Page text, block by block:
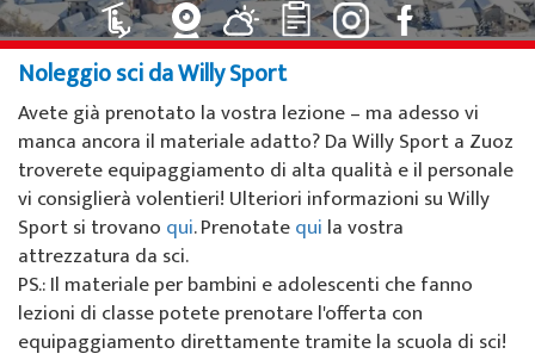
Lezioni di sci per bambini
Lezioni di SB per bambini
Lezioni per adulti
Lezioni private
Offerte speciali
Eventi per gruppi
Snowli Kids Village
Lezioni per bambini
Lezioni private
Noleggio sci da Willy Sport
Noleggio sci da Colani
Abbonamenti sci a La Punt
Scuola di bike
Buoni
Zone sciistiche
Zuoz
La Punt
Chi siamo
Sulla scuola di sci
Squadra
Noleggio sci da Willy Sport
Avete già prenotato la vostra lezione ­­– ma adesso vi
manca ancora il materiale adatto? Da Willy Sport a Zuoz
troverete equipaggiamento di alta qualità e il personale
vi consiglierà volentieri! Ulteriori informazioni su Willy
Sport si trovano qui. Prenotatequi la vostra
attrezzatura da sci.
PS.: Il materiale per bambini e adolescenti che fanno
lezioni di classe potete prenotare l'offerta con
equipaggiamento direttamente tramite la scuola di sci!